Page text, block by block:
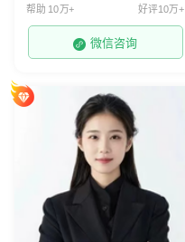
帮助 10万+ 好评10万+
微信咨询